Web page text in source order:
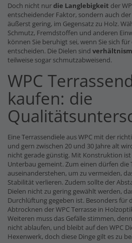
Doch nicht nurdie Langlebigkeit der
entscheidender Faktor, sondern auch der
äußerst gering, im Gegensatz zu Holz.
Schmutz, Fremdstoffen und anderen
können Sie beruhigt sei, wenn Sie sich für
entscheiden. Die Dielen sind
teilweise sogar schmutzabweisend.
WPC
kaufen: die
Eine Terrassendiele aus WPC mit der
und gern zwischen 20 und 30 Jahre alt
nicht gerade günstig. Mit Konstruktion
Unterbau gemeint. Zum einen dürfen die
auseinanderstehen, um zu vermeiden,
Stabilität verlieren. Zudem sollte der
Dielen nicht zu gering gewählt werden,
Durchlüftung gegeben ist. Besonders für
Abtrocknen der WPC Terrasse in
Weiteren muss das Gefälle stimmen,
nicht ablaufen, und bleibt auf den WPC
Hexenwerk, doch diese Dinge gilt es zu